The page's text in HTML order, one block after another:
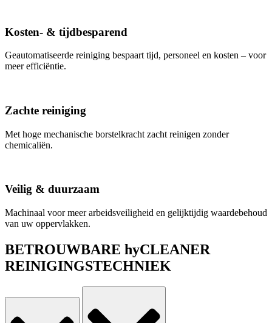
Kosten- & tijdbesparend
Geautomatiseerde reiniging bespaart tijd, personeel en kosten – voor
meer efficiëntie.
Zachte reiniging
Met hoge mechanische borstelkracht zacht reinigen zonder
chemicaliën.
Veilig & duurzaam
Machinaal voor meer arbeidsveiligheid en gelijktijdig waardebehoud
van uw oppervlakken.
BETROUWBARE hyCLEANER
REINIGINGSTECHNIEK